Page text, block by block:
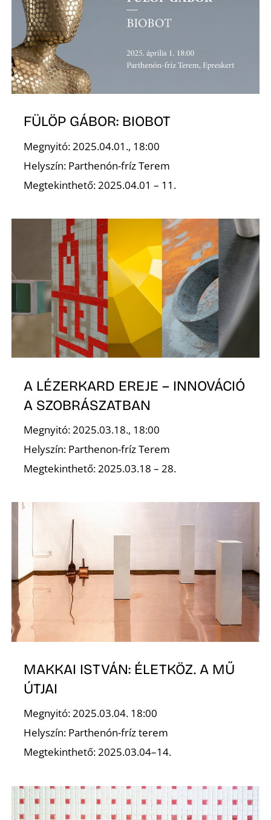
FÜLÖP GÁBOR: BIOBOT
Megnyitó: 2025.04.01., 18:00
Helyszín: Parthenón-fríz Terem
Megtekinthető: 2025.04.01 – 11.
A LÉZERKARD EREJE – INNOVÁCIÓ
A SZOBRÁSZATBAN
Megnyitó: 2025.03.18., 18:00
Helyszín: Parthenon-fríz Terem
Megtekinthető: 2025.03.18 – 28.
MAKKAI ISTVÁN: ÉLETKÖZ. A MŰ
ÚTJAI
Megnyitó: 2025.03.04. 18:00
Helyszín: Parthenón-fríz terem
Megtekinthető: 2025.03.04–14.